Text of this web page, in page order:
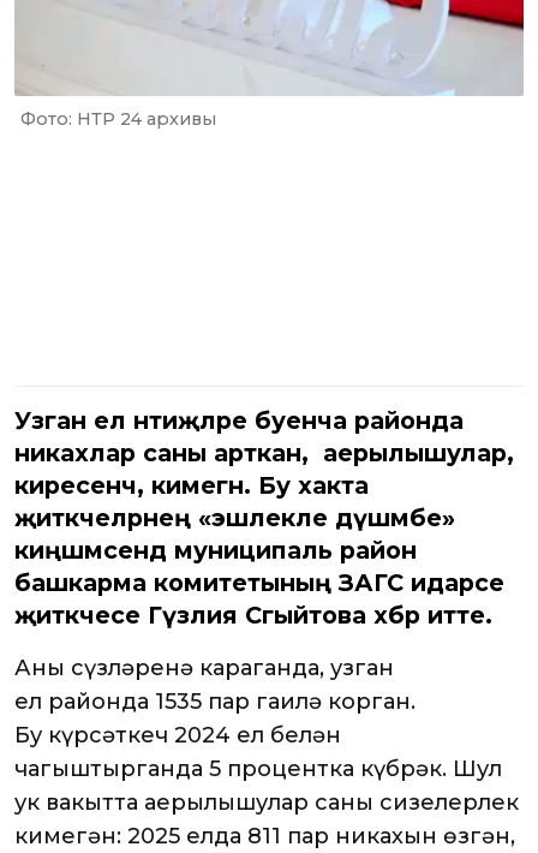
Фото: НТР 24 архивы
Узган ел нәтиҗәләре буенча районда
никахлар саны арткан, ә аерылышулар,
киресенчә, кимегән. Бу хакта
җитәкчеләрнең «эшлекле дүшәмбе»
киңәшмәсендә муниципаль район
башкарма комитетының ЗАГС идарәсе
җитәкчесе Гүзәлия Сәгыйтова хәбәр итте.
Аның сүзләренә караганда, узган
ел районда 1535 пар гаилә корган.
Бу күрсәткеч 2024 ел белән
чагыштырганда 5 процентка күбрәк. Шул
ук вакытта аерылышулар саны сизелерлек
кимегән: 2025 елда 811 пар никахын өзгән,